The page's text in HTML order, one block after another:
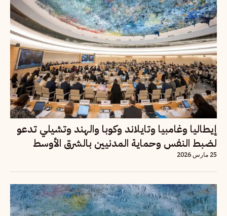
إيطاليا وغامبيا وتايلاند وكوبا والهند وتشيلي تدعو
لضبط النفس وحماية المدنيين بالشرق الأوسط
25 مارس 2026